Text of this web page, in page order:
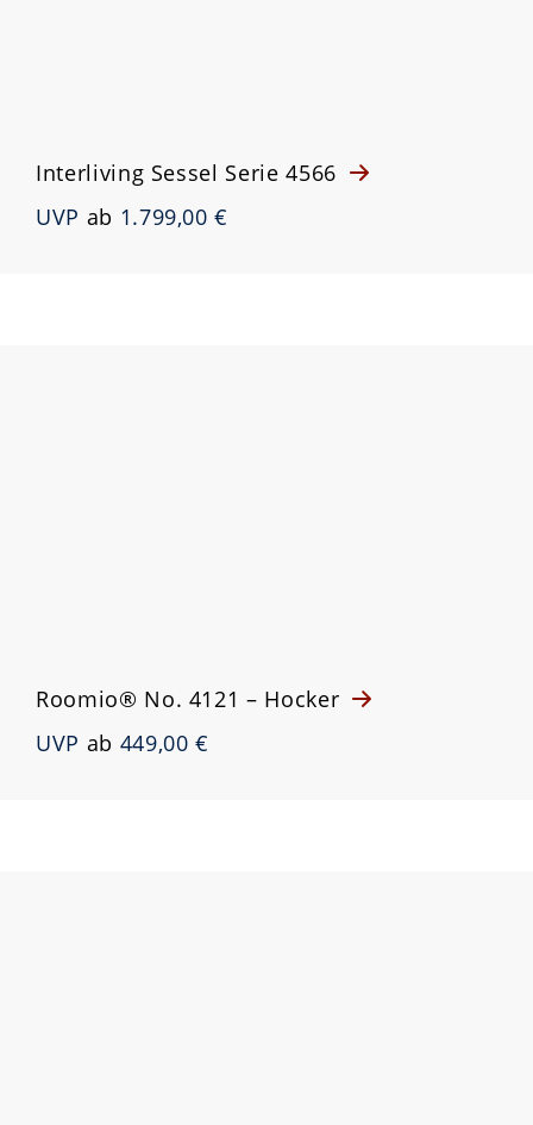
Interliving Sessel Serie 4566
UVP ab 1.799,00 €
Roomio® No. 4121 – Hocker
UVP ab 449,00 €